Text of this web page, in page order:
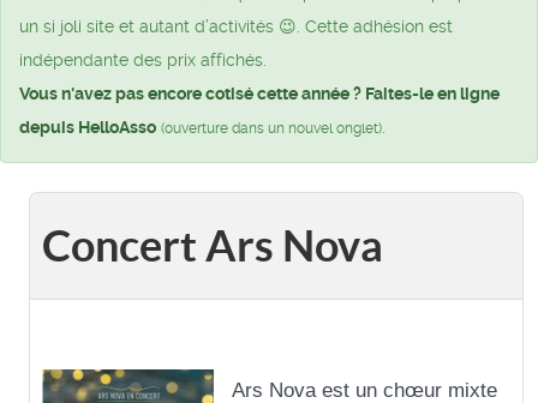
un si joli site et autant d’activités 😉. Cette adhésion est
indépendante des prix affichés.
Vous n'avez pas encore cotisé cette année ? Faites-le en ligne
depuis HelloAsso (ouverture dans un nouvel onglet)
Concert Ars Nova
Ars Nova est un chœur mixte